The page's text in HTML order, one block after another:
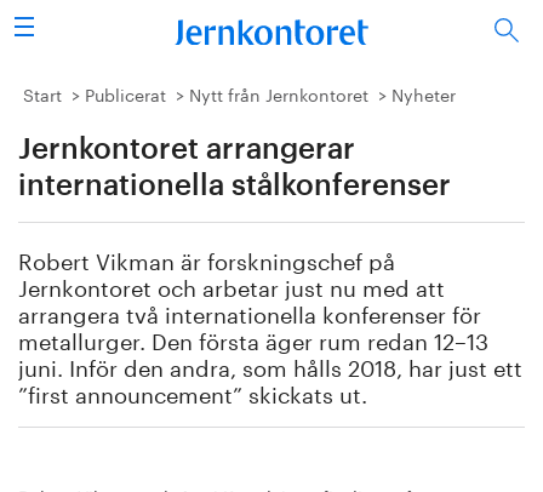
Sök
Stålindustrin
Vision 2050
Energi/miljö
Vi tycker
Publicerat
Start Publicerat Nytt från Jernkontoret Nyheter
Jernkontoret arrangerar
internationella stålkonferenser
Robert Vikman är forskningschef på
Jernkontoret och arbetar just nu med att
arrangera två internationella konferenser för
metallurger. Den första äger rum redan 12–13
juni. Inför den andra, som hålls 2018, har just ett
”first announcement” skickats ut.